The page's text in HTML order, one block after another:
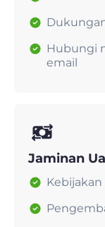
Hubungi
email
Jaminan